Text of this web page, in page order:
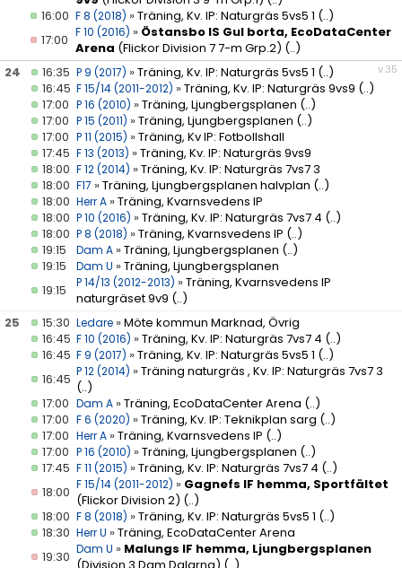
16:00 F 8 (2018) »Träning, Kv. IP: Naturgräs 5vs5 1 (..)
17:00 F 10 (2016) » Östansbo IS Gul borta, EcoDataCenter
Arena (Flickor Division 7 7-m Grp.2) (..)
v.35
24 16:35 P 9 (2017) »Träning, Kv. IP: Naturgräs 5vs5 1 (..)
16:45 F 15/14 (2011-2012) »Träning, Kv. IP: Naturgräs 9vs9 (..)
17:00 P 16 (2010) »Träning, Ljungbergsplanen (..)
17:00 P 15 (2011) »Träning, Ljungbergsplanen (..)
17:00 P 11 (2015) »Träning, Kv IP: Fotbollshall
17:45 F 13 (2013) »Träning, Kv. IP: Naturgräs 9vs9
18:00 F 12 (2014) »Träning, Kv. IP: Naturgräs 7vs7 3
18:00 F17 »Träning, Ljungbergsplanen halvplan (..)
18:00 Herr A »Träning, Kvarnsvedens IP
18:00 P 10 (2016) »Träning, Kv. IP: Naturgräs 7vs7 4 (..)
18:00 P 8 (2018) »Träning, Kvarnsvedens IP (..)
19:15
Dam A »Träning, Ljungbergsplanen (..)
19:15
Dam U »Träning, Ljungbergsplanen
19:15
P 14/13 (2012-2013) »Träning, Kvarnsvedens IP
naturgräset 9v9 (..)
25
15:30 Ledare »Möte kommun Marknad, Övrig
16:45 F 10 (2016) »Träning, Kv. IP: Naturgräs 7vs7 4 (..)
16:45 F 9 (2017) »Träning, Kv. IP: Naturgräs 5vs5 1 (..)
16:45 P 12 (2014) »Träning naturgräs , Kv. IP: Naturgräs 7vs7 3
(..)
17:00 Dam A »Träning, EcoDataCenter Arena (..)
17:00 F 6 (2020) »Träning, Kv. IP: Teknikplan sarg (..)
17:00 Herr A »Träning, Kvarnsvedens IP (..)
17:00 P 16 (2010) »Träning, Ljungbergsplanen (..)
17:45 F 11 (2015) »Träning, Kv. IP: Naturgräs 7vs7 4 (..)
18:00 F 15/14 (2011-2012) » Gagnefs IF hemma, Sportfältet
(Flickor Division 2) (..)
18:00 F 8 (2018) »Träning, Kv. IP: Naturgräs 5vs5 1 (..)
18:30 Herr U »Träning, EcoDataCenter Arena
19:30 Dam U » Malungs IF hemma, Ljungbergsplanen